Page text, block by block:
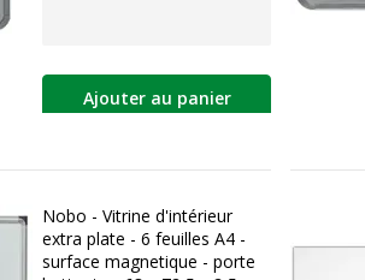
Ajouter au panier
Nobo - Vitrine d'intérieur
extra plate - 6 feuilles A4 -
surface magnetique - porte